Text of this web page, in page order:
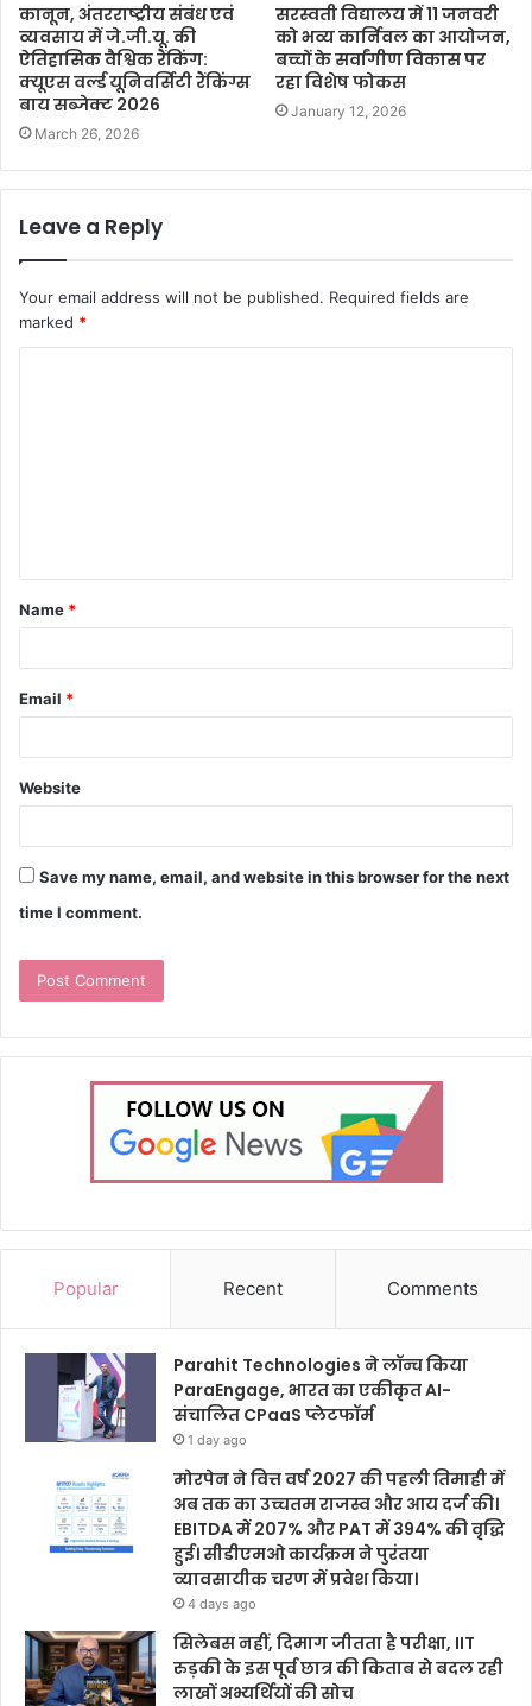
कानून, अंतरराष्ट्रीय संबंध एवं
व्यवसाय में जे.जी.यू. की
ऐतिहासिक वैश्विक रैंकिंग:
क्यूएस वर्ल्ड यूनिवर्सिटी रैंकिंग्स
बाय सब्जेक्ट 2026
March 26, 2026
सरस्वती विद्यालय में 11 जनवरी
को भव्य कार्निवल का आयोजन,
बच्चों के सर्वांगीण विकास पर
रहा विशेष फोकस
January 12, 2026
Leave a Reply
Your email address will not be published. Required fields are
marked *
Name *
Email *
Website
Save my name, email, and website in this browser for the next
time I comment.
Popular Recent Comments
Parahit Technologies ने लॉन्च किया
ParaEngage, भारत का एकीकृत AI-
संचालित CPaaS प्लेटफॉर्म
1 day ago
मोरपेन ने वित्त वर्ष 2027 की पहली तिमाही में
अब तक का उच्चतम राजस्व और आय दर्ज की।
EBITDA में 207% और PAT में 394% की वृद्धि
हुई। सीडीएमओ कार्यक्रम ने पुरंतया
व्यावसायीक चरण में प्रवेश किया।
4 days ago
सिलेबस नहीं, दिमाग जीतता है परीक्षा, IIT
रुड़की के इस पूर्व छात्र की किताब से बदल रही
लाखों अभ्यर्थियों की सोच